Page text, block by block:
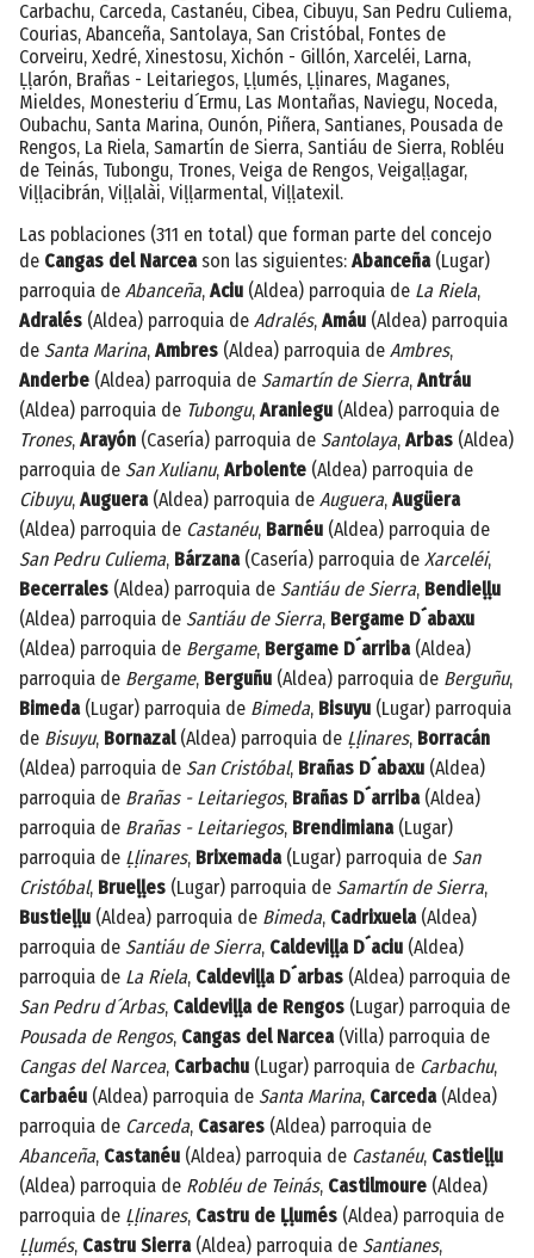
Carbachu, Carceda, Castanéu, Cibea, Cibuyu, San Pedru Culiema,
Courias, Abanceña, Santolaya, San Cristóbal, Fontes de
Corveiru, Xedré, Xinestosu, Xichón - Gillón, Xarceléi, Larna,
Ḷḷarón, Brañas - Leitariegos, Ḷḷumés, Ḷḷinares, Maganes,
Mieldes, Monesteriu d´Ermu, Las Montañas, Naviegu, Noceda,
Oubachu, Santa Marina, Ounón, Piñera, Santianes, Pousada de
Rengos, La Riela, Samartín de Sierra, Santiáu de Sierra, Robléu
de Teinás, Tubongu, Trones, Veiga de Rengos, Veigaḷḷagar,
Viḷḷacibrán, Viḷḷalài, Viḷḷarmental, Viḷḷatexil.
Las poblaciones (311 en total) que forman parte del concejo
de Cangas del Narceason las siguientes: Abanceña(Lugar)
parroquia de Abanceña, Aciu (Aldea) parroquia de La Riela,
Adralés (Aldea) parroquia de Adralés, Amáu (Aldea) parroquia
de Santa Marina, Ambres (Aldea) parroquia de Ambres,
Anderbe (Aldea) parroquia de Samartín de Sierra, Antráu
(Aldea) parroquia de Tubongu, Araniegu (Aldea) parroquia de
Trones, Arayón (Casería) parroquia de Santolaya, Arbas (Aldea)
parroquia de San Xulianu, Arbolente (Aldea) parroquia de
Cibuyu, Auguera(Aldea) parroquia de Auguera, Augüera
(Aldea) parroquia de Castanéu, Barnéu (Aldea) parroquia de
San Pedru Culiema, Bárzana(Casería) parroquia de Xarceléi,
Becerrales (Aldea) parroquia de Santiáu de Sierra, Bendieḷḷu
(Aldea) parroquia de Santiáu de Sierra, Bergame D´abaxu
(Aldea) parroquia de Bergame, Bergame D´arriba(Aldea)
parroquia de Bergame, Berguñu (Aldea) parroquia de Berguñu,
Bimeda(Lugar) parroquia de Bimeda, Bisuyu (Lugar) parroquia
de Bisuyu, Bornazal(Aldea) parroquia de Ḷḷinares, Borracán
(Aldea) parroquia de San Cristóbal, Brañas D´abaxu (Aldea)
parroquia de Brañas - Leitariegos, Brañas D´arriba(Aldea)
parroquia de Brañas - Leitariegos, Brendimiana(Lugar)
parroquia de Ḷḷinares, Brixemada(Lugar) parroquia de San
Cristóbal, Brueḷḷes (Lugar) parroquia de Samartín de Sierra,
Bustieḷḷu (Aldea) parroquia de Bimeda, Cadrixuela(Aldea)
parroquia de Santiáu de Sierra, Caldeviḷḷa D´aciu (Aldea)
parroquia de La Riela, Caldeviḷḷa D´arbas (Aldea) parroquia de
San Pedru d´Arbas, Caldeviḷḷa de Rengos (Lugar) parroquia de
Pousada de Rengos, Cangas del Narcea(Villa) parroquia de
Cangas del Narcea, Carbachu (Lugar) parroquia de Carbachu,
Carbaéu (Aldea) parroquia de Santa Marina, Carceda(Aldea)
parroquia de Carceda, Casares (Aldea) parroquia de
Abanceña, Castanéu (Aldea) parroquia de Castanéu, Castieḷḷu
(Aldea) parroquia de Robléu de Teinás, Castilmoure (Aldea)
parroquia de Ḷḷinares, Castru de Ḷḷumés (Aldea) parroquia de
Ḷḷumés, Castru Sierra(Aldea) parroquia de Santianes,